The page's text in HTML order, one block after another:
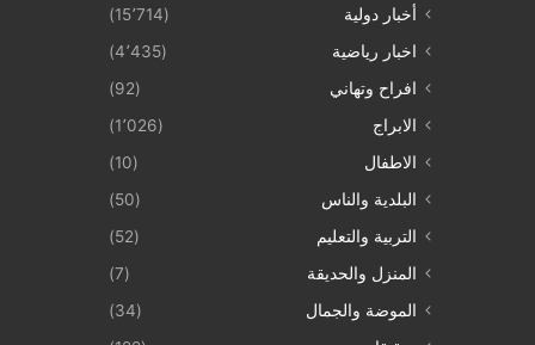
أخبار دولية
(15٬714)
اخبار رياضية
(4٬435)
افراح وتهاني
(92)
الابراج
(1٬026)
الاطفال
(10)
البلدية والناس
(50)
التربية والتعليم
(52)
المنزل والحديقة
(7)
الموضة والجمال
(34)